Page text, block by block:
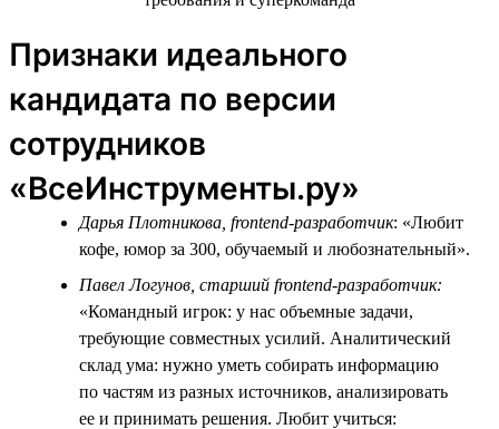
Признаки идеального
кандидата по версии
сотрудников
«ВсеИнструменты.ру»
Дарья Плотникова, frontend-разработчик: «Любит
кофе, юмор за 300, обучаемый и любознательный».
Павел Логунов, старший frontend-разработчик:
«Командный игрок: у нас объемные задачи,
требующие совместных усилий. Аналитический
склад ума: нужно уметь собирать информацию
по частям из разных источников, анализировать
ее и принимать решения. Любит учиться: